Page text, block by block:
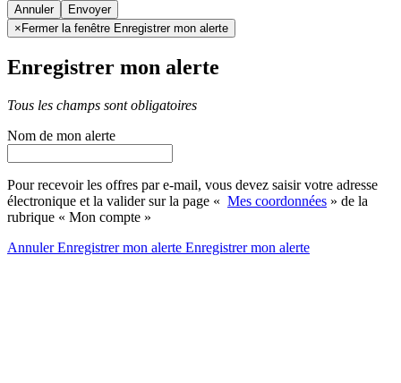
Annuler
× Fermer la fenêtre Enregistrer mon alerte
Enregistrer mon alerte
Tous les champs sont obligatoires
Nom de mon alerte
Pour recevoir les offres par e-mail, vous devez saisir votre adresse
électronique et la valider sur la page « Mes coordonnées » de la
rubrique « Mon compte »
AnnulerEnregistrer mon alerte Enregistrermon alerte